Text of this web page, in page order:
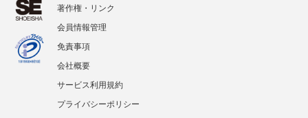
著作権・リンク
会員情報管理
免責事項
会社概要
サービス利用規約
プライバシーポリシー